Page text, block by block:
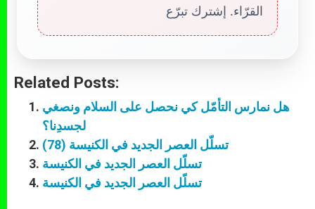
القرّاء. إشترك تبرّع
Related Posts:
هل نمارس التأمّل كي نحصل على السلام ونصغي
لجسدِنا؟
تسلّل العصر الجديد في الكنيسة (78)
تسلّل العصر الجديد في الكنيسة
تسلّل العصر الجديد في الكنيسة